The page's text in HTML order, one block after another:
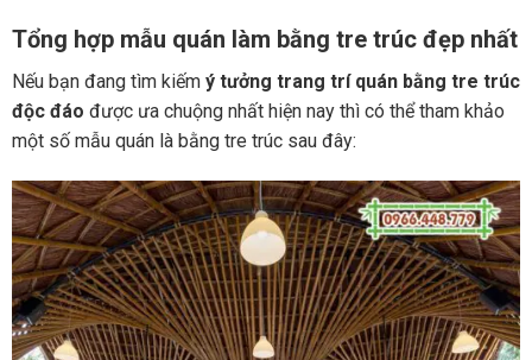
Tổng hợp mẫu quán làm bằng tre trúc đẹp nhất
Nếu bạn đang tìm kiếm ý tưởng trang trí quán bằng tre trúc
độc đáo được ưa chuộng nhất hiện nay thì có thể tham khảo
một số mẫu quán là bằng tre trúc sau đây: